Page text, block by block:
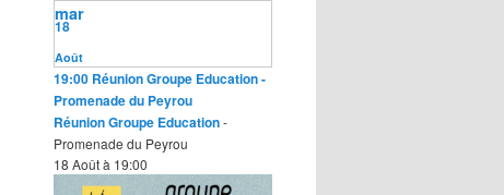
Août
18
mar
19:00 Réunion Groupe Education-
Promenade du Peyrou
Réunion Groupe Education-
Promenade du Peyrou
18 Août à 19:00